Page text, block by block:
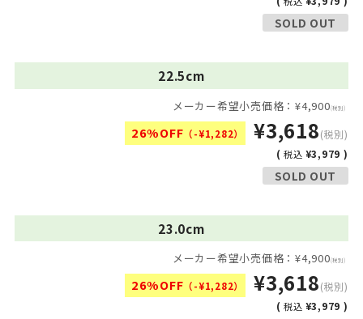
SOLD OUT
22.5cm
メーカー希望小売価格：¥4,900(税別)
26%OFF （-¥1,282） ¥3,618(税別)
(税込 ¥3,979 )
SOLD OUT
23.0cm
メーカー希望小売価格：¥4,900(税別)
26%OFF （-¥1,282） ¥3,618(税別)
(税込 ¥3,979 )